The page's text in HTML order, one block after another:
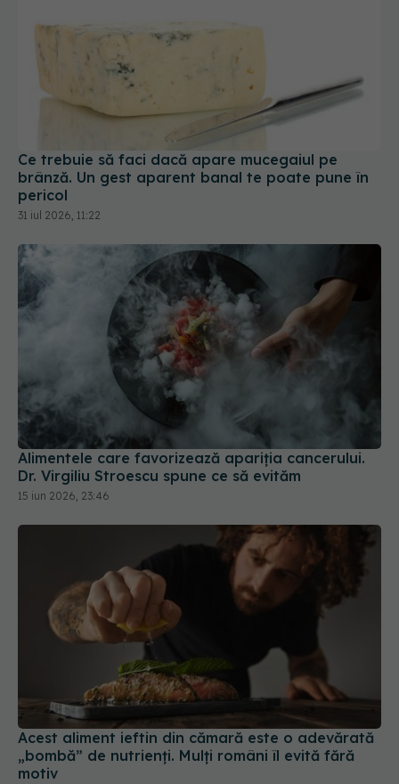
Ce trebuie să faci dacă apare mucegaiul pe
brânză. Un gest aparent banal te poate pune în
pericol
31 iul 2026, 11:22
Alimentele care favorizează apariția cancerului.
Dr. Virgiliu Stroescu spune ce să evităm
15 iun 2026, 23:46
Acest aliment ieftin din cămară este o adevărată
„bombă” de nutrienți. Mulți români îl evită fără
motiv